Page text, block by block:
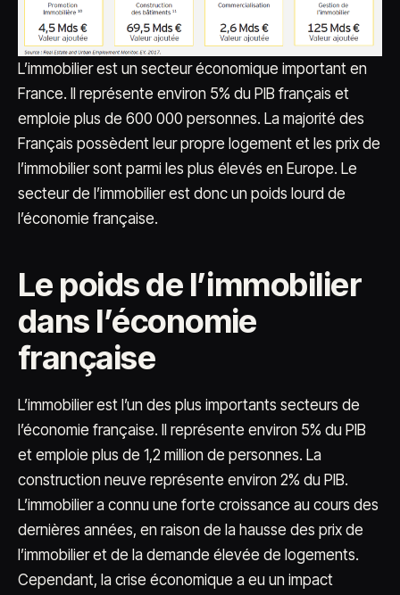
L’immobilier est un secteur économique important en
France. Il représente environ 5% du PIB français et
emploie plus de 600 000 personnes. La majorité des
Français possèdent leur propre logement et les prix de
l’immobilier sont parmi les plus élevés en Europe. Le
secteur de l’immobilier est donc un poids lourd de
l’économie française.
Le poids de l’immobilier
dans l’économie
française
L’immobilier est l’un des plus importants secteurs de
l’économie française. Il représente environ 5% du PIB
et emploie plus de 1,2 million de personnes. La
construction neuve représente environ 2% du PIB.
L’immobilier a connu une forte croissance au cours des
dernières années, en raison de la hausse des prix de
l’immobilier et de la demande élevée de logements.
Cependant, la crise économique a eu un impact